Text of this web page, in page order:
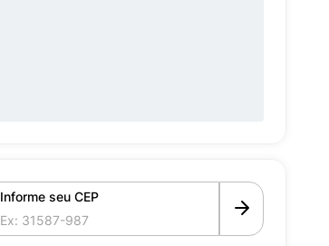
Informe seu CEP